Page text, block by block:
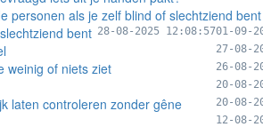
personen als je zelf blind of slechtziend bent
01-09-
bent 28-08-2025 12:08:57
27-08-
weinig of niets ziet 26-08-
20-08-
laten controleren zonder gêne 20-08-
12-08-